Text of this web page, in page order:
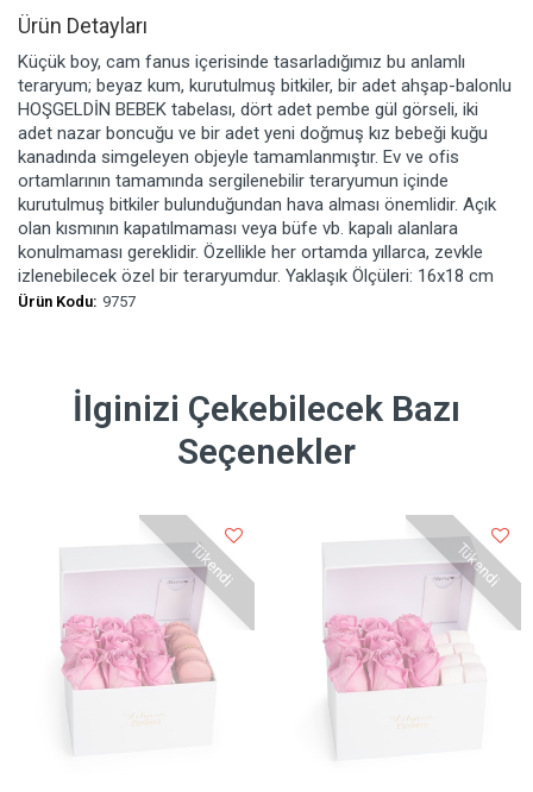
Ürün Detayları
Küçük boy, cam fanus içerisinde tasarladığımız bu anlamlı
teraryum; beyaz kum, kurutulmuş bitkiler, bir adet ahşap-balonlu
HOŞGELDİN BEBEK tabelası, dört adet pembe gül görseli, iki
adet nazar boncuğu ve bir adet yeni doğmuş kız bebeği kuğu
kanadında simgeleyen objeyle tamamlanmıştır. Ev ve ofis
ortamlarının tamamında sergilenebilir teraryumun içinde
kurutulmuş bitkiler bulunduğundan hava alması önemlidir. Açık
olan kısmının kapatılmaması veya büfe vb. kapalı alanlara
konulmaması gereklidir. Özellikle her ortamda yıllarca, zevkle
izlenebilecek özel bir teraryumdur. Yaklaşık Ölçüleri: 16x18 cm
Ürün Kodu: 9757
İlginizi Çekebilecek Bazı
Seçenekler
Tükendi Tükendi